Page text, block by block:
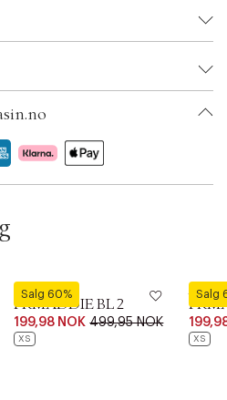
Salg 60%
Fransa
FRMADDIE BL 2
199,98 NOK 499,95 NOK
XS
Salg
Fransa
XS